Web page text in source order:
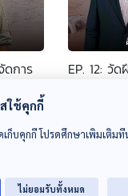
ดการ
EP. 12: วั
ท่วมใหญ่ภ
ใช้คุกกี้
เก็บคุกกี้ โปรดศึกษาเพิ่มเติม
ไม่ยอมรับทั้งหมด